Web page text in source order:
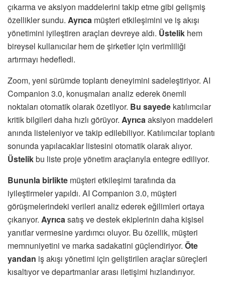
çıkarma ve aksiyon maddelerini takip etme gibi gelişmiş
özellikler sundu. Ayrıca müşteri etkileşimini ve iş akışı
yönetimini iyileştiren araçları devreye aldı. Üstelik hem
bireysel kullanıcılar hem de şirketler için verimliliği
artırmayı hedefledi.
Zoom, yeni sürümde toplantı deneyimini sadeleştiriyor. AI
Companion 3.0, konuşmaları analiz ederek önemli
noktaları otomatik olarak özetliyor. Bu sayede katılımcılar
kritik bilgileri daha hızlı görüyor. Ayrıcaaksiyon maddeleri
anında listeleniyor ve takip edilebiliyor. Katılımcılar toplantı
sonunda yapılacaklar listesini otomatik olarak alıyor.
Üstelikbu liste proje yönetim araçlarıyla entegre ediliyor.
Bununla birlikte müşteri etkileşimi tarafında da
iyileştirmeler yapıldı. AI Companion 3.0, müşteri
görüşmelerindeki verileri analiz ederek eğilimleri ortaya
çıkarıyor. Ayrıcasatış ve destek ekiplerinin daha kişisel
yanıtlar vermesine yardımcı oluyor. Bu özellik, müşteri
memnuniyetini ve marka sadakatini güçlendiriyor. Öte
yandan iş akışı yönetimi için geliştirilen araçlar süreçleri
kısaltıyor ve departmanlar arası iletişimi hızlandırıyor.